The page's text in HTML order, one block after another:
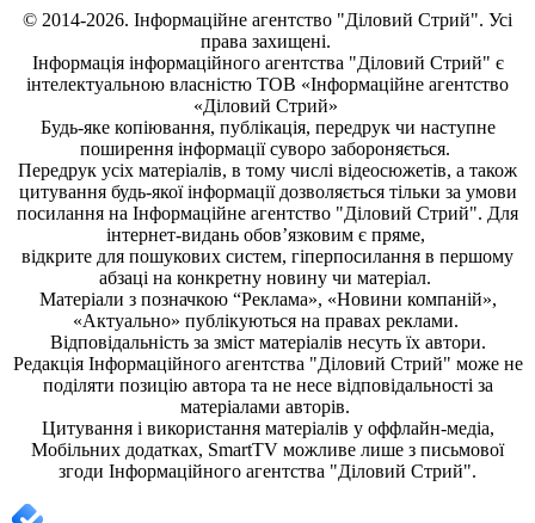
© 2014-2026. Інформаційне агентство "Діловий Стрий". Усі
права захищені.
Інформація інформаційного агентства "Діловий Стрий" є
інтелектуальною власністю ТОВ «Інформаційне агентство
«Діловий Стрий»
Будь-яке копiювання, публiкацiя, передрук чи наступне
поширення iнформацiї суворо забороняється.
Передрук усіх матеріалів, в тому числі відеосюжетів, а також
цитування будь-якої інформації дозволяється тільки за умови
посилання на Інформаційне агентство "Діловий Стрий". Для
інтернет-видань обов’язковим є пряме,
відкрите для пошукових систем, гіперпосилання в першому
абзаці на конкретну новину чи матеріал.
Матеріали з позначкою “Реклама», «Новини компаній»,
«Актуально» публікуються на правах реклами.
Відповідальність за зміст матеріалів несуть їх автори.
Редакція Інформаційного агентства "Діловий Стрий" може не
поділяти позицію автора та не несе відповідальності за
матеріалами авторів.
Цитування і використання матеріалів у оффлайн-медіа,
Мобільних додатках, SmartTV можливе лише з письмової
згоди Інформаційного агентства "Діловий Стрий".